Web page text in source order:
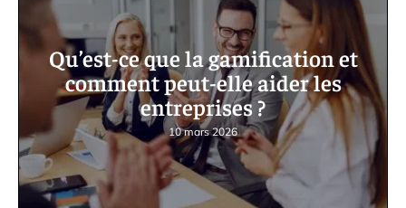
Qu’est-ce que la gamification et
comment peut-elle aider les
entreprises ?
10 mars 2026